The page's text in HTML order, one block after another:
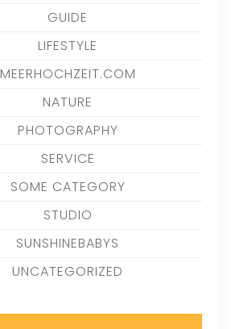
GUIDE
LIFESTYLE
MEERHOCHZEIT.COM
NATURE
PHOTOGRAPHY
SERVICE
SOME CATEGORY
STUDIO
SUNSHINEBABYS
UNCATEGORIZED